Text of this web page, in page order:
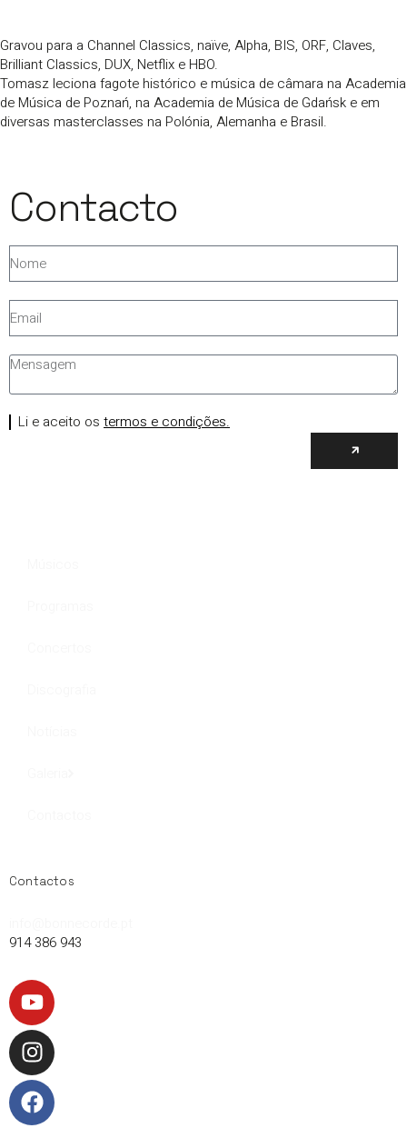
Gravou para a Channel Classics, naïve, Alpha, BIS, ORF, Claves,
Brilliant Classics, DUX, Netflix e HBO.
Tomasz leciona fagote histórico e música de câmara na Academia
de Música de Poznań, na Academia de Música de Gdańsk e em
diversas masterclasses na Polónia, Alemanha e Brasil.
Contacto
Li e aceito os termos e condições.
Contactos
914 386 943